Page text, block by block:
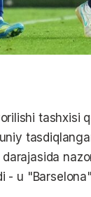
tashxisi
- u